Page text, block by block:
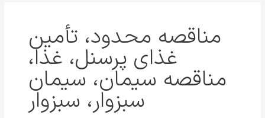
مناقصه محدود، تأمین
غذای پرسنل، غذا،
مناقصه سیمان، سیمان
سبزوار، سبزوار